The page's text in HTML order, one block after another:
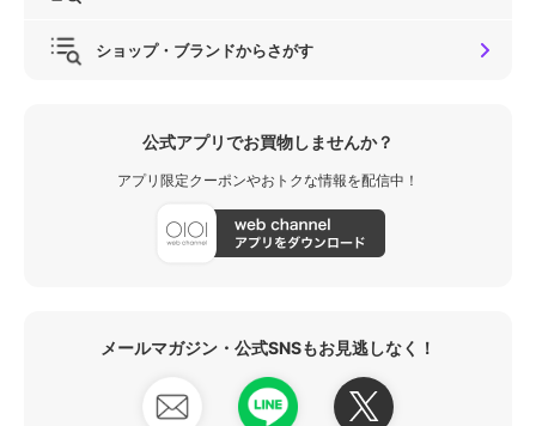
ショップ・ブランドからさがす
公式アプリでお買物しませんか？
アプリ限定クーポンやおトクな情報を配信中！
メールマガジン・公式SNSもお見逃しなく！